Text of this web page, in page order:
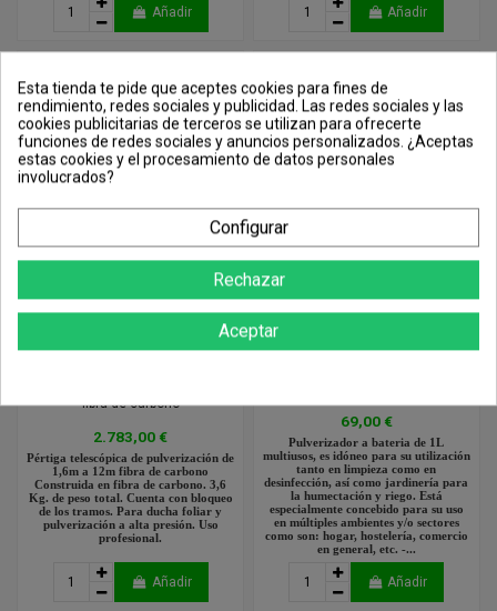
Añadir Añadir
fibra de carbono
2.783,00 €
Pértiga telescópica de pulverización de
1,6m a 12m fibra de carbono
Construida en fibra de carbono. 3,6
Kg. de peso total. Cuenta con bloqueo
de los tramos. Para ducha foliar y
pulverización a alta presión. Uso
profesional.
Añadir
69,00 €
Pulverizador a bateria de 1L
multiusos, es idóneo para su utilización
tanto en limpieza como en
desinfección, así como jardinería para
la humectación y riego. Está
especialmente concebido para su uso
en múltiples ambientes y/o sectores
como son: hogar, hostelería, comercio
en general, etc. -...
Añadir
Esta tienda te pide que aceptes cookies para fines de
rendimiento, redes sociales y publicidad. Las redes sociales y las
cookies publicitarias de terceros se utilizan para ofrecerte
funciones de redes sociales y anuncios personalizados. ¿Aceptas
estas cookies y el procesamiento de datos personales
involucrados?
Configurar
Rechazar
Aceptar